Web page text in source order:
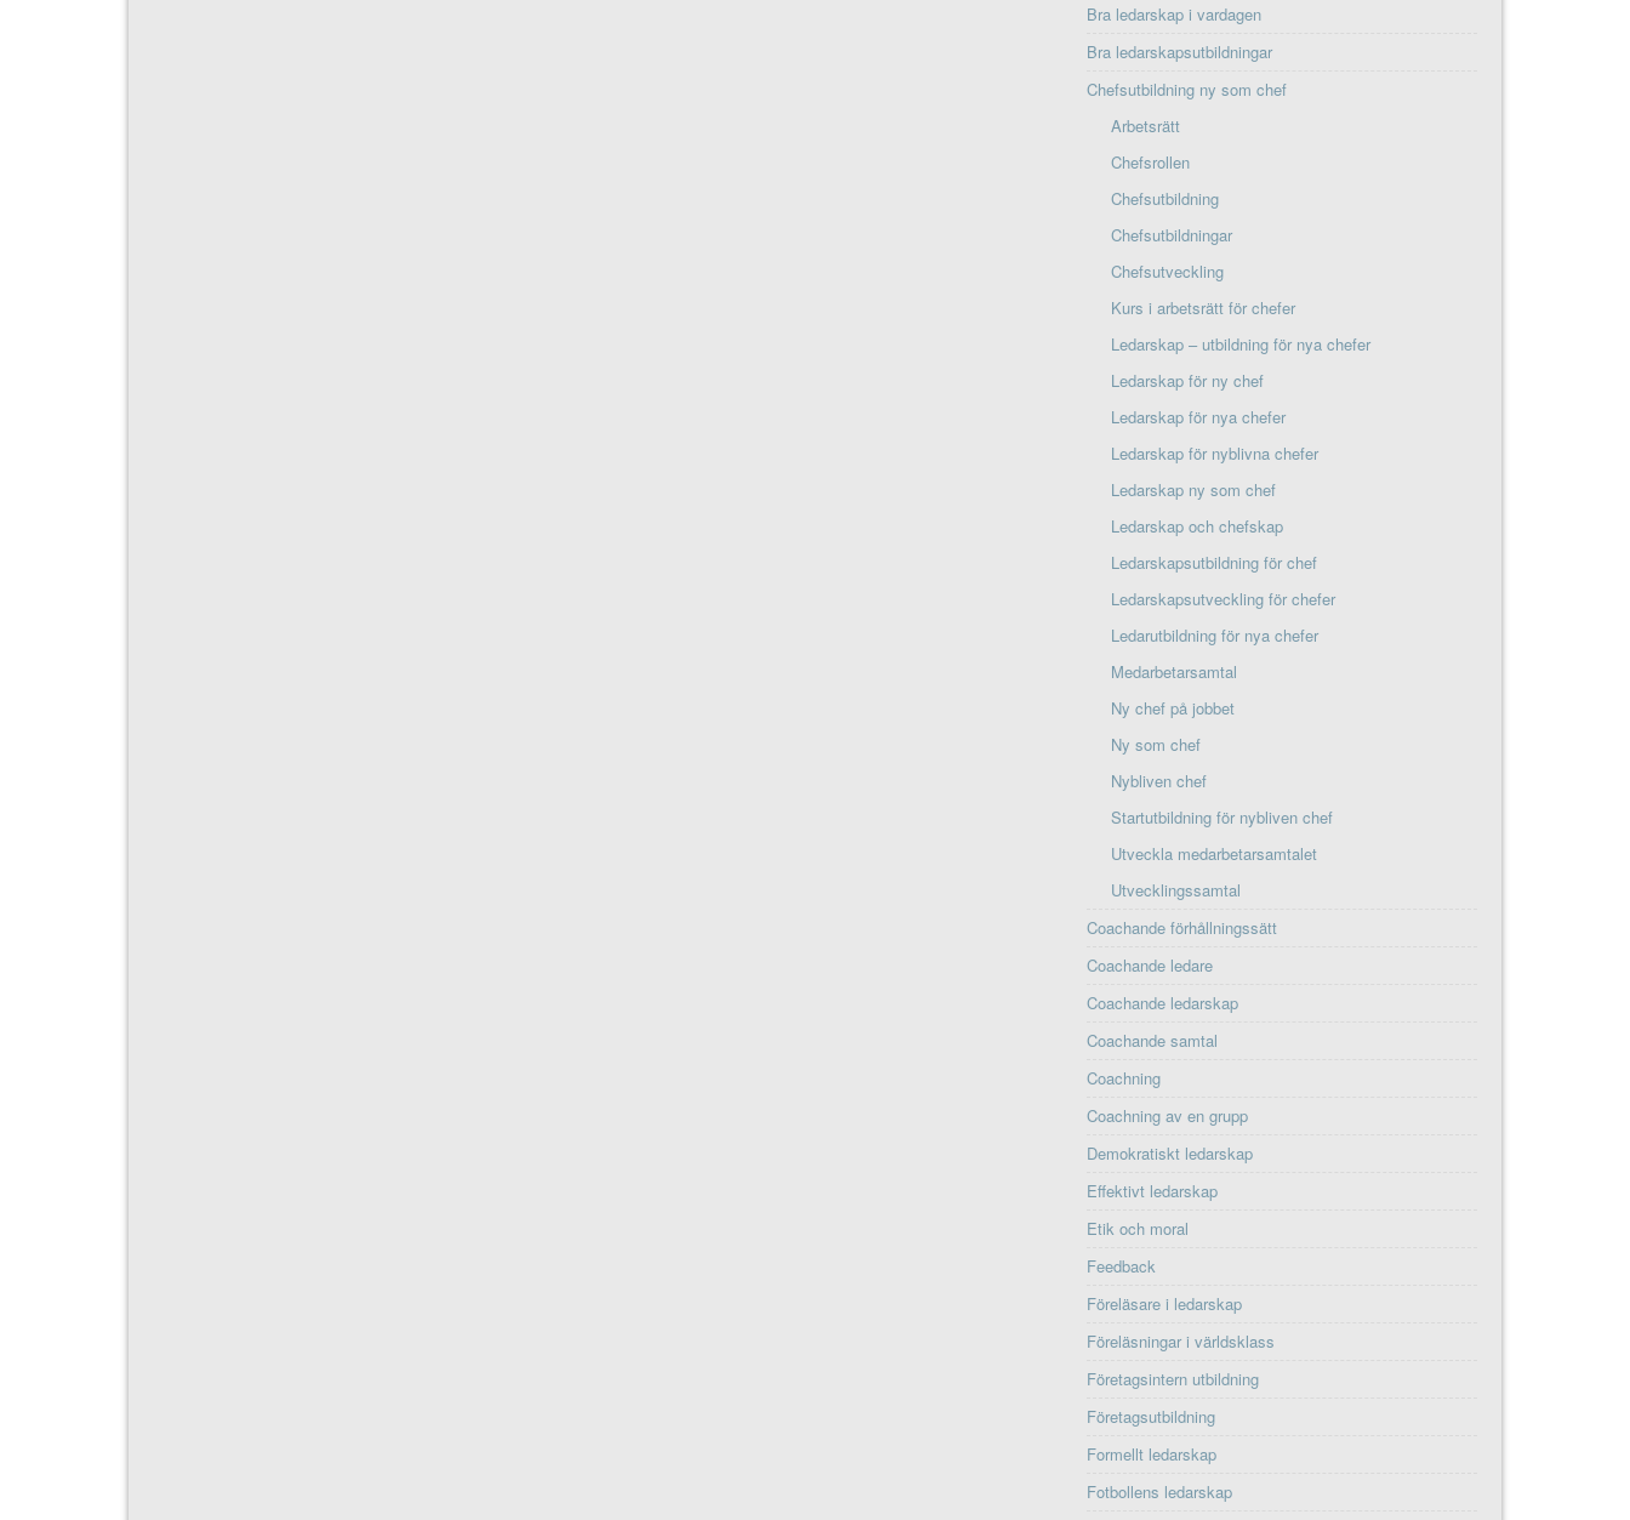
Bra ledarskap i vardagen
Bra ledarskapsutbildningar
Chefsutbildning ny som chef
Arbetsrätt
Chefsrollen
Chefsutbildning
Chefsutbildningar
Chefsutveckling
Kurs i arbetsrätt för chefer
Ledarskap – utbildning för nya chefer
Ledarskap för ny chef
Ledarskap för nya chefer
Ledarskap för nyblivna chefer
Ledarskap ny som chef
Ledarskap och chefskap
Ledarskapsutbildning för chef
Ledarskapsutveckling för chefer
Ledarutbildning för nya chefer
Medarbetarsamtal
Ny chef på jobbet
Ny som chef
Nybliven chef
Startutbildning för nybliven chef
Utveckla medarbetarsamtalet
Utvecklingssamtal
Coachande förhållningssätt
Coachande ledare
Coachande ledarskap
Coachande samtal
Coachning
Coachning av en grupp
Demokratiskt ledarskap
Effektivt ledarskap
Etik och moral
Feedback
Föreläsare i ledarskap
Föreläsningar i världsklass
Företagsintern utbildning
Företagsutbildning
Formellt ledarskap
Fotbollens ledarskap